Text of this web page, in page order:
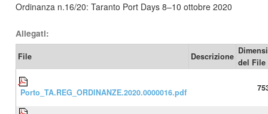
Ordinanza n.16/20: Taranto Port Days 8–10 ottobre 2020
Allegati:
File Descrizione
del File
Porto_TA.REG_ORDINANZE.2020.0000016.pdf